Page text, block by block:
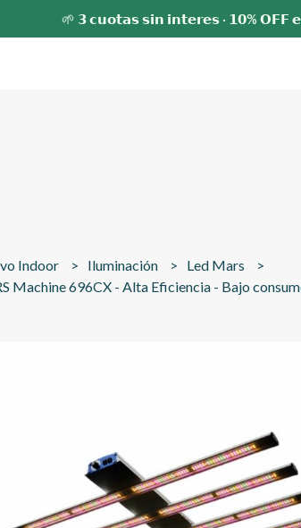
🌱 𝟯 𝗰𝘂𝗼𝘁𝗮𝘀 𝘀𝗶𝗻 𝗶𝗻𝘁𝗲𝗿𝗲𝘀 · 𝟭𝟬% 𝗢𝗙𝗙
Indoor Iluminación
Led Mars
Machine 696CX - Alta Eficiencia - Bajo